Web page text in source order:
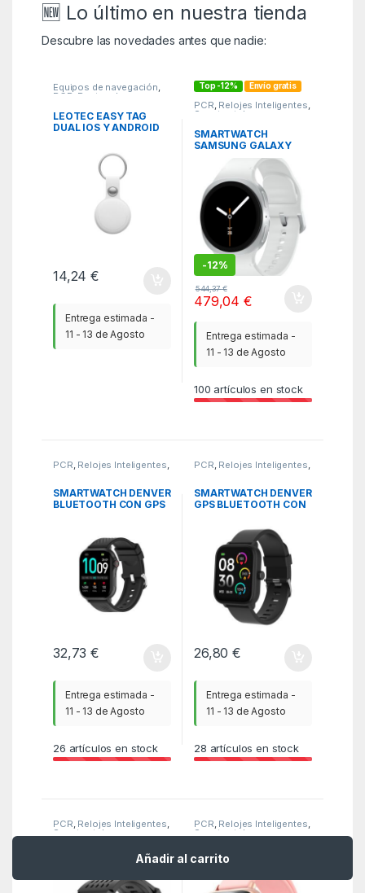
Añadir al carrito
🆕 Lo último en nuestra tienda
Descubre las novedades antes que nadie:
Equipos de navegación,
PCR Rastreadores gps
LEOTEC EASY TAG
DUAL IOS Y ANDROID
14,24€
Entrega estimada -
11 - 13 de Agosto
Top -12% Envío gratis
PCR, Relojes Inteligentes,
Smartwatches
SMARTWATCH
SAMSUNG GALAXY
WATCH8 40MM LTE
-12%
544,37€
479,04€
Entrega estimada -
11 - 13 de Agosto
100 artículos en stock
PCR, Relojes Inteligentes,
Smartwatches
SMARTWATCH DENVER
BLUETOOTH CON GPS
32,73€
Entrega estimada -
11 - 13 de Agosto
26 artículos en stock
PCR, Relojes Inteligentes,
Smartwatches
SMARTWATCH DENVER
GPS BLUETOOTH CON
CARDIACA Y OXIGENO
EN SANGRE
26,80€
Entrega estimada -
11 - 13 de Agosto
28 artículos en stock
PCR, Relojes Inteligentes,
Smartwatches
SMARTWATCH DENVER
GPS BLUETOOTH CON
CARDIACA Y PRESION
PCR, Relojes Inteligentes,
Smartwatches
SMARTWATCH DENVER
BLUETOOTH CON
FRECUENCIA